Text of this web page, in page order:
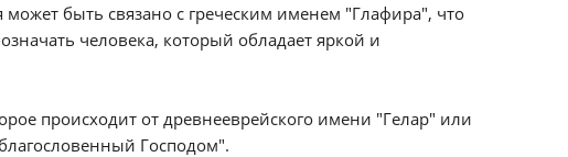
быть связано с греческим именем "Глафира", что
человека, который обладает яркой и
происходит от древнееврейского имени "Гелар" или
Господом".